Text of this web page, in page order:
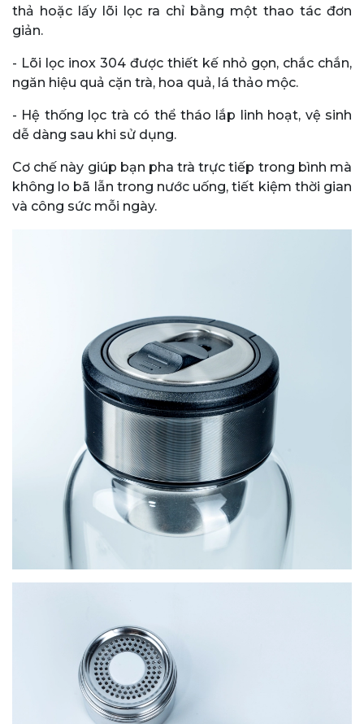
thả hoặc lấy lõi lọc ra chỉ bằng một thao tác đơn
giản.
- Lõi lọc inox 304 được thiết kế nhỏ gọn, chắc chắn,
ngăn hiệu quả cặn trà, hoa quả, lá thảo mộc.
- Hệ thống lọc trà có thể tháo lắp linh hoạt, vệ sinh
dễ dàng sau khi sử dụng.
Cơ chế này giúp bạn pha trà trực tiếp trong bình mà
không lo bã lẫn trong nước uống, tiết kiệm thời gian
và công sức mỗi ngày.